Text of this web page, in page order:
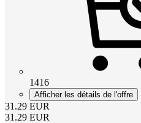
1416
Afficher les détails de l'offre
31.29 EUR
31.29 EUR